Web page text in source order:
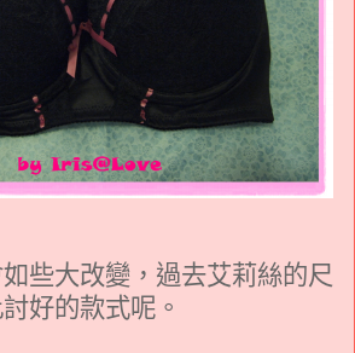
些大改變，過去艾莉絲的尺
好的款式呢。